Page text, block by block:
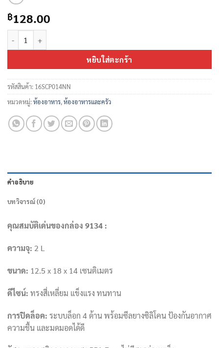
฿128.00
หยิบใส่ตะกร้า
รหัสสินค้า: 16SCP014NN
หมวดหมู่:ห้องอาหาร,ห้องอาหารและครัว
คำอธิบาย
บทวิจารณ์ (0)
คุณสมบัติเด่นของกล่อง 9134 :
ความจุ: 2 L
ขนาด: 12.5 x 18 x 14 เซนติเมตร
ดีไซน์: ทรงสี่เหลี่ยม แข็งแรง ทนทาน
การปิดล็อค: ระบบล็อก 4 ด้าน พร้อมซีลยางซิลิโคน ป้องกันอากาศ
ความชื้น และมดมอดได้ดี